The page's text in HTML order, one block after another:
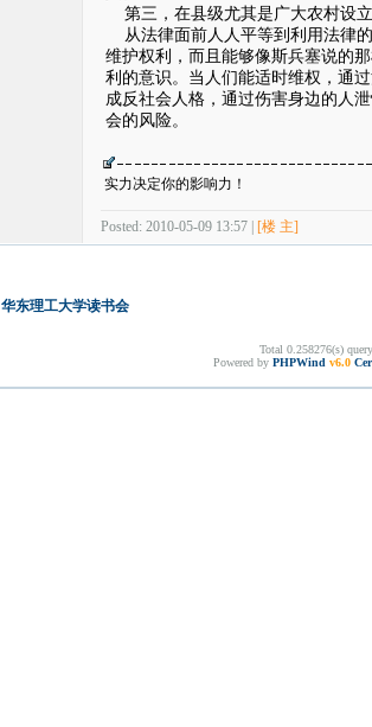
第三，在县级尤其是广大农村设
从法律面前人人平等到利用法律
维护权利，而且能够像斯兵塞说的
利的意识。当人们能适时维权，通
成反社会人格，通过伤害身边的人
会的风险。
实力决定你的影响力！
Posted: 2010-05-09 13:57 | [楼 主]
华东理工大学读书会
Total 0.258276(s)
Powered by PHPWind v6.0